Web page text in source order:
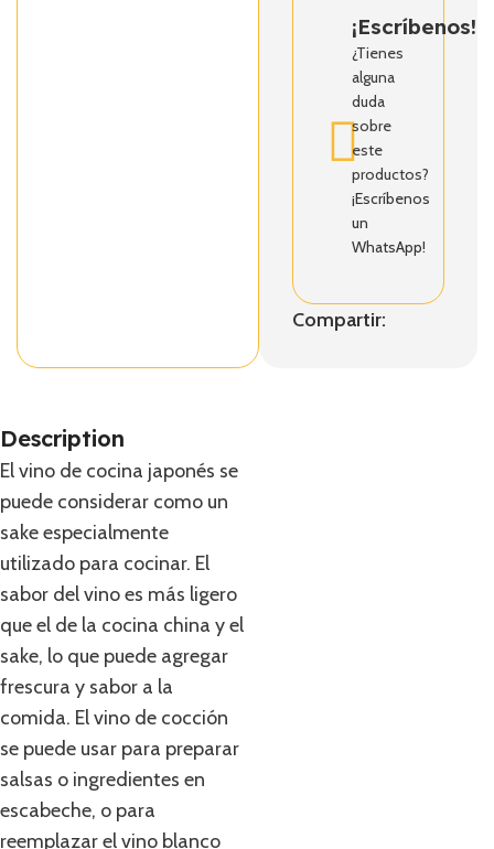
¡Escríbenos!
¿Tienes
alguna
duda
sobre
este
productos?
¡Escríbenos
un
WhatsApp!
Compartir:
Description
El vino de cocina japonés se
puede considerar como un
sake especialmente
utilizado para cocinar. El
sabor del vino es más ligero
que el de la cocina china y el
sake, lo que puede agregar
frescura y sabor a la
comida. El vino de cocción
se puede usar para preparar
salsas o ingredientes en
escabeche, o para
reemplazar el vino blanco